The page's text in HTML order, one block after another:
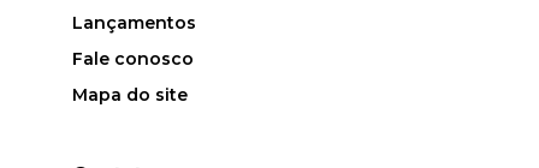
Lançamentos
Fale conosco
Mapa do site